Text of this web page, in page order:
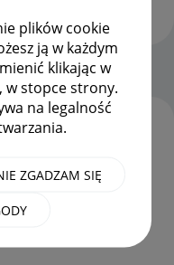
plików cookie
ją w każdym
klikając w
, w stopce strony.
na legalność
ZGADZAM SIĘ
OPCJE
za wpis